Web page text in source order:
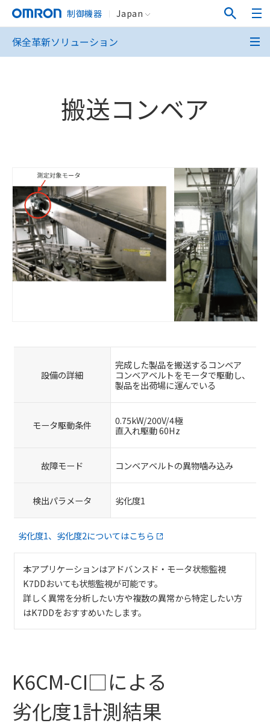
制御機器 Japan
保全革新ソリューション
搬送コンベア
設備の詳細
完成した製品を搬送するコンベア
コンベアベルトをモータで駆動し、
製品を出荷場に運んでいる
モータ駆動条件
0.75kW/200V/4極
直入れ駆動 60Hz
故障モード コンベアベルトの異物噛み込み
検出パラメータ 劣化度1
劣化度1、劣化度2についてはこちら
本アプリケーションはアドバンスド・モータ状態監視
K7DDおいても状態監視が可能です。
詳しく異常を分析したい方や複数の異常から特定したい方
はK7DDをおすすめいたします。
K6CM-CI□による
劣化度1計測結果